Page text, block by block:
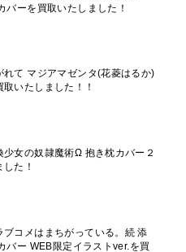
バーを買取いたしました！
れて マジアマゼンタ(花菱はるか)
いたしました！！
少女の奴隷魔術Ω 抱き枕カバー２
た！
ブコメはまちがっている。続 添
バー WEB限定イラストver.を買